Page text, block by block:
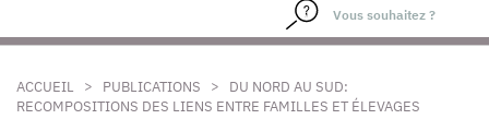
ACCUEIL > PUBLICATIONS >
DU NORD AU SUD:
RECOMPOSITIONS DES LIENS ENTRE FAMILLES ET ÉLEVAGES